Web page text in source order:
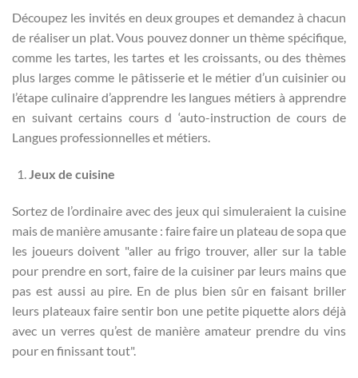
Découpez les invités en deux groupes et demandez à chacun
de réaliser un plat. Vous pouvez donner un thème spécifique,
comme les tartes, les tartes et les croissants, ou des thèmes
plus larges comme le pâtisserie et le métier d’un cuisinier ou
l’étape culinaire d’apprendre les langues métiers à apprendre
en suivant certains cours d ‘auto-instruction de cours de
Langues professionnelles et métiers.
Jeux de cuisine
Sortez de l’ordinaire avec des jeux qui simuleraient la cuisine
mais de manière amusante : faire faire un plateau de sopa que
les joueurs doivent "aller au frigo trouver, aller sur la table
pour prendre en sort, faire de la cuisiner par leurs mains que
pas est aussi au pire. En de plus bien sûr en faisant briller
leurs plateaux faire sentir bon une petite piquette alors déjà
avec un verres qu’est de manière amateur prendre du vins
pour en finissant tout".